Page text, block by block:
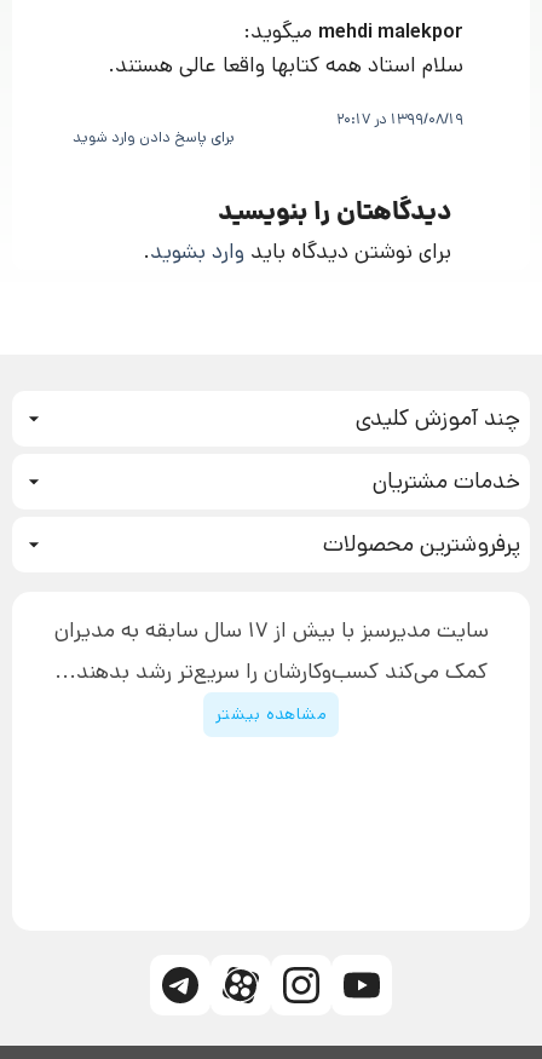
mehdi malekpor میگوید:
سلام استاد همه کتابها واقعا عالی هستند.
1399/08/19 در 20:17
برای پاسخ دادن وارد شوید
دیدگاهتان را بنویسید
برای نوشتن دیدگاه باید وارد بشوید.
چند آموزش کلیدی
بازاریابی عصبی
تبلیغ نویسی
افزایش عملکرد
چگونه کتاب بنویسیم
دوره اینستاگرام
خدمات مشتریان
آموزش دسترسی به دانلود فایل‌ها
پیگیری سفارش
پشتیبانی
قوانین و مقررات سایت
پرفروشترین محصولاتدوره جدید سیستم سازی
سایت مدیرسبز با بیش از 17 سال سابقه به مدیران
کمک می‌کند کسب‌و‌کارشان را سریع‌تر رشد بدهند...
مشاهده بیشتر